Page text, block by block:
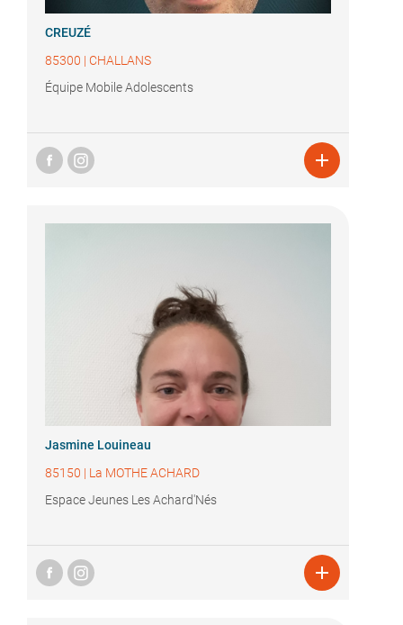
CREUZÉ
85300 | CHALLANS
Équipe Mobile Adolescents

Jasmine Louineau
85150 | La MOTHE ACHARD
Espace Jeunes Les Achard'Nés
